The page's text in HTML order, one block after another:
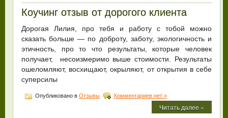
Коучинг отзыв от дорогого клиента
Дорогая Лилия, про тебя и работу с тобой можно
сказать больше — по доброту, заботу, экологичность и
этичность, про то что результаты, которые человек
получает, несоизмеримо выше стоимости. Результаты
ошеломляют, восхищают, окрыляют, от открытия в себе
суперсилы
Опубликовано в Отзывы Комментариев нет »
Читать далее »